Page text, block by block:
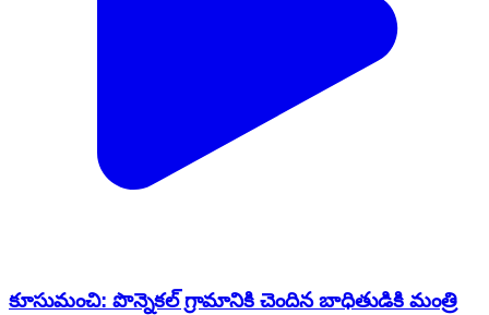
కూసుమంచి: పొన్నెకల్ గ్రామానికి చెందిన బాధితుడికి మంత్రి